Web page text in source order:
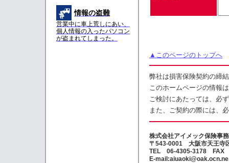
情報の盗難
営業中に車上荒しにあい、
個人情報の入ったパソコン
が盗まれてしまった。
▲このページのトップへ
弊社は損害保険契約の締
このホームページの情報
ご検討にあたっては、必
また、ご契約の際には、
株式会社アイメック保険事
〒543-0001 大阪市天王寺
TEL 06-4305-3178 FAX
E-